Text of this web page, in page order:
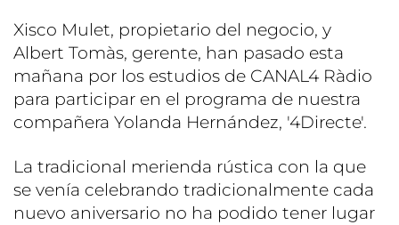
Xisco Mulet, propietario del negocio, y
Albert Tomàs, gerente, han pasado esta
mañana por los estudios de CANAL4 Ràdio
para participar en el programa de nuestra
compañera Yolanda Hernández, '4Directe'.
La tradicional merienda rústica con la que
se venía celebrando tradicionalmente cada
nuevo aniversario no ha podido tener lugar